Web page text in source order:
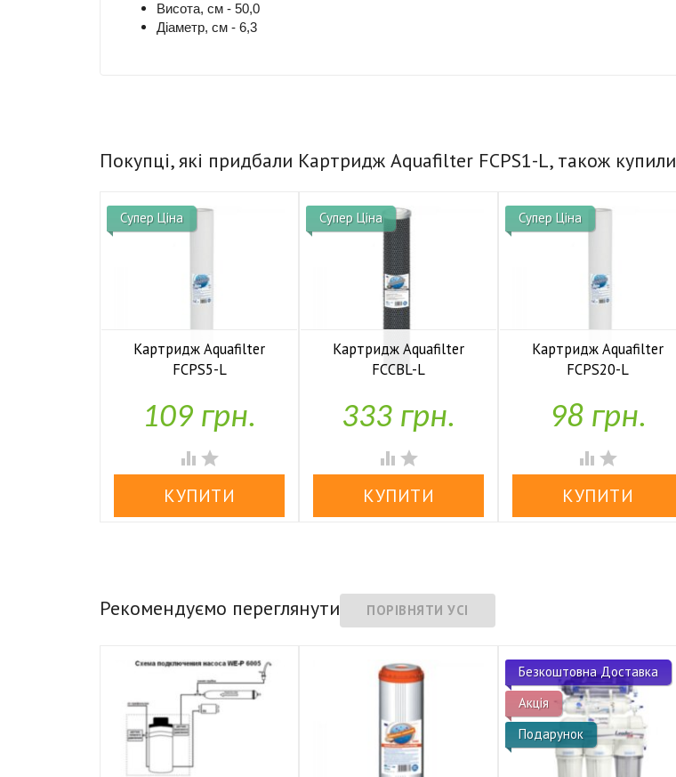
Висота, см - 50,0
Діаметр, см - 6,3
Покупці, які придбали Картридж Aquafilter FCPS1-L, також купили
Супер Ціна
Картридж Aquafilter
FCPS5-L
У наявності
109 грн.
 
Супер Ціна
Картридж Aquafilter
FCCBL-L
У наявності
333 грн.
 
Супер Ціна
Картридж Aquafilter
FCPS20-L
У наявності
98 грн.
 
Рекомендуємо переглянути
Безкоштовна Доставка
Акція
Подарунок